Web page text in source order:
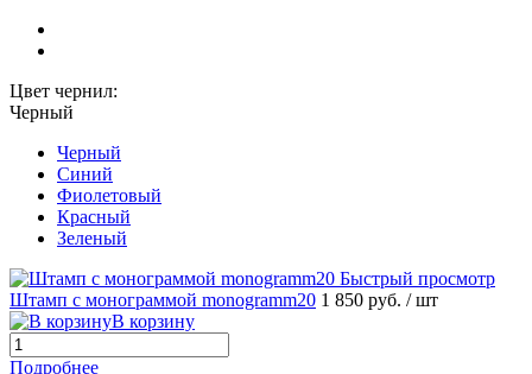
Цвет чернил:
Черный
Черный
Синий
Фиолетовый
Красный
Зеленый
Быстрый просмотр
Штамп с монограммой monogramm20 1 850 руб. / шт
В корзину
Подробнее